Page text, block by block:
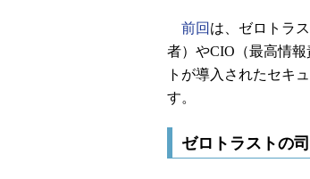
前回 は、ゼロトラ
者）やCIO（最高情
トが導入されたセキ
す。
ゼロトラストの